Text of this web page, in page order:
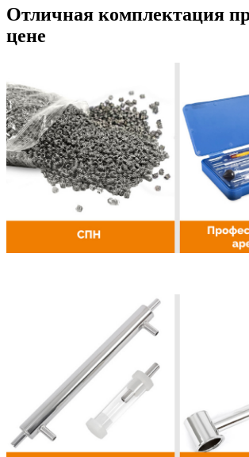
Отличная комплектация
цене